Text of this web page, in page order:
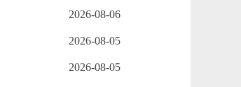
2026-08-06
2026-08-05
2026-08-05